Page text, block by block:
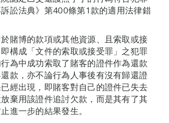
訟法典》第400條第1款的適用法律錯
賭博的款項或其他資源、且索取或接
構成「文件的索取或接受罪」之犯罪
為中成功索取了賭客的證件作為還款
款，亦不論行為人事後有沒有歸還證
經出現，即賭客對自己的證件已失去
棄用該證件追討欠款，而是其有了其
進一步的結果發生。